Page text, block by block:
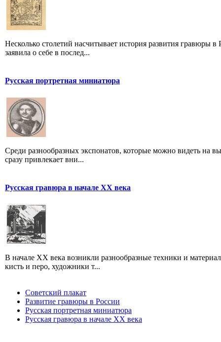
Несколько столетий насчитывает история развития гравюры в
заявила о себе в послед...
Русская портретная миниатюра
Среди разнообразных экспонатов, которые можно видеть на
сразу привлекает вни...
Русская гравюра в начале XX века
В начале XX века возникли разнообразные техники и
кисть и перо, художники т...
Советский плакат
Развитие гравюры в России
Русская портретная миниатюра
Русская гравюра в начале XX века